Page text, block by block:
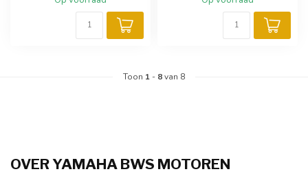
Toon 1 - 8van 8
OVER YAMAHA BWS MOTOREN